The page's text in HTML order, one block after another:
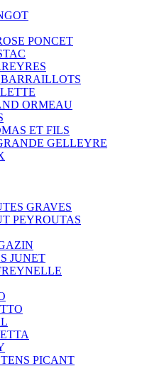
PONCET
ORMEAU
ET FILS
GELLEYRE
GRAVES
PEYROUTAS
JUNET
PICANT